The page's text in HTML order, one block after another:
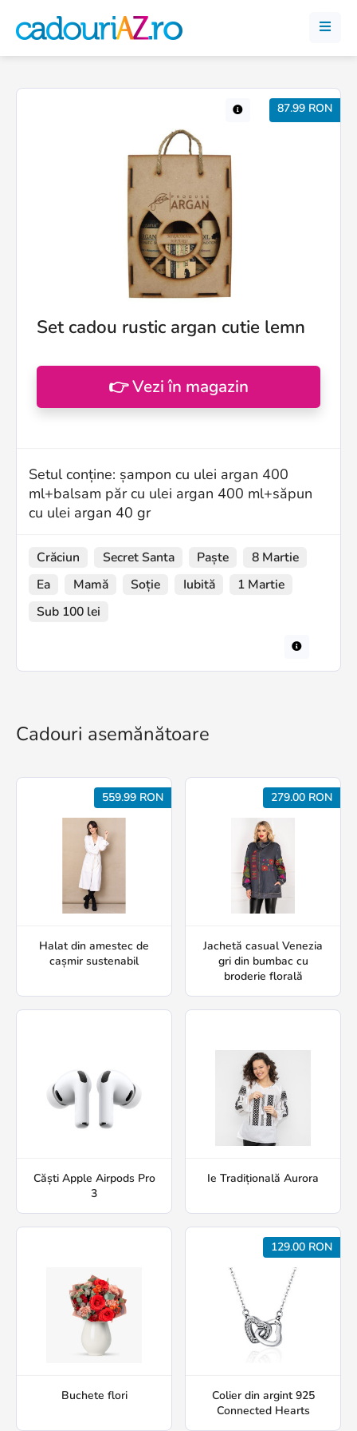
87.99 RON
Set cadou rustic argan cutie lemn
👉 Vezi în magazin
Setul conține: șampon cu ulei argan 400
ml+balsam păr cu ulei argan 400 ml+săpun
cu ulei argan 40 gr
Crăciun Secret Santa Paște
8 Martie
Ea
Mamă Soție Iubită
1 Martie
Sub 100 lei
Cadouri asemănătoare
559.99 RON
Halat din amestec de
cașmir sustenabil
279.00 RON
Jachetă casual Venezia
gri din bumbac cu
broderie florală
Căști Apple Airpods Pro
3
Ie Tradițională Aurora
Buchete flori
129.00 RON
Colier din argint 925
Connected Hearts